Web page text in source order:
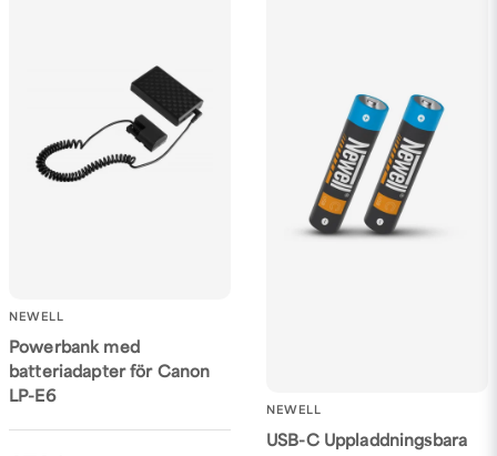
NEWELL
Powerbank med
batteriadapter för Canon
LP-E6
NEWELL
USB-C Uppladdningsbara